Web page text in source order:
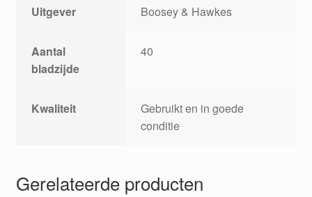
Uitgever Boosey & Hawkes
Aantal
bladzijde
40
Kwaliteit
Gebruikt en in goede
conditie
Gerelateerde producten